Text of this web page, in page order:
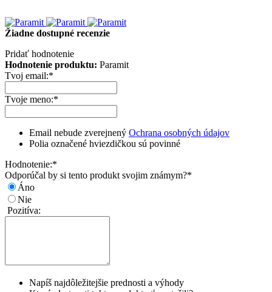
Žiadne dostupné recenzie
Pridať hodnotenie
Hodnotenie produktu: Paramit
Tvoj email:*
Tvoje meno:*
Email nebude zverejnený Ochrana osobných údajov
Polia označené hviezdičkou sú povinné
Hodnotenie:*
Odporúčal by si tento produkt svojim známym?*
Áno
Nie
Pozitíva:
Napíš najdôležitejšie prednosti a výhody